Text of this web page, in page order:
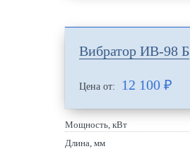
Вибратор ИВ-98 Б
Цена от: 12 100 ₽
Мощность, кВт
Длина, мм